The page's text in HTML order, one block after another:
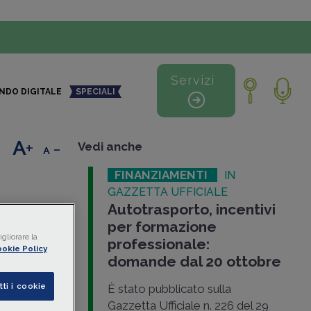
DIGITALE SPECIALI
Servizi
di
+ - Vedi anche
FINANZIAMENTI
IN
GAZZETTA UFFICIALE
Autotrasporto, incentivi
per formazione
professionale:
domande dal 20 ottobre
È stato pubblicato sulla
Gazzetta Ufficiale n. 226 del 29
la
Policy
i cookie